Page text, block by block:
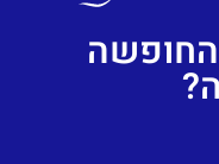
החופשה